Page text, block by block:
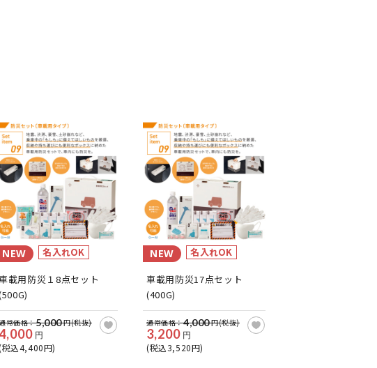
NEW 名入れOK
載用防災１8点セット
常価格：5,000円(税抜)
円
込4,400円)
NEW 名入れOK
車載用防災17点セット
(400G)
通常価格：4,000円(税抜)
3,200 円
(税込3,520円)